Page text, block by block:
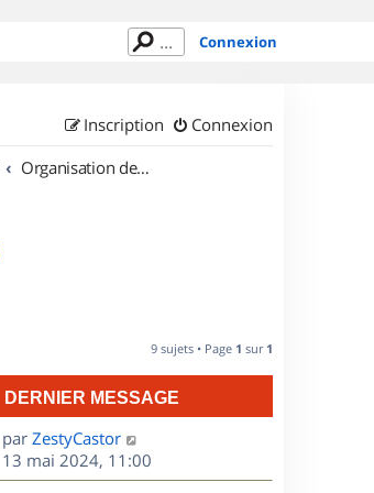
Connexion
Connexion
Inscription
Organisation de sorties en région Poitou Charentes
9 sujets • Page 1 sur 1
DERNIER MESSAGE
D
e
r
par ZestyCastor
13 mai 2024, 11:00